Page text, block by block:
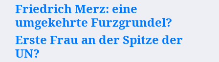
Friedrich Merz: eine
umgekehrte Furzgrundel?
Erste Frau an der Spitze der
UN?